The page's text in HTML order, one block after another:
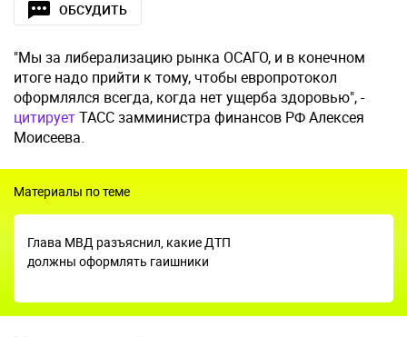
ОБСУДИТЬ
"Мы за либерализацию рынка ОСАГО, и в конечном
итоге надо прийти к тому, чтобы европротокол
оформлялся всегда, когда нет ущерба здоровью", -
цитируетТАСС замминистра финансов РФ Алексея
Моисеева.
Материалы по теме
Глава МВД разъяснил, какие ДТП
должны оформлять гаишники